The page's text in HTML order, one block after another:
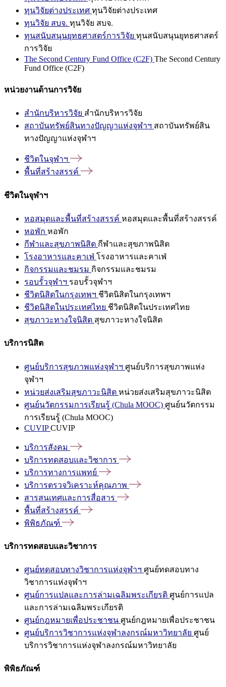
ทุนวิจัยต่างประเทศ ทุนวิจัยต่างประเทศ
ทุนวิจัย สบจ. ทุนวิจัย สบจ.
ทุนสนับสนุนยุทธศาสตร์การวิจัย ทุนสนับสนุนยุทธศาสตร์
การวิจัย
The Second Century Fund Office (C2F) The Second Century
Fund Office (C2F)
หน่วยงานด้านการวิจัย
สำนักบริหารวิจัย สำนักบริหารวิจัย
สถาบันทรัพย์สินทางปัญญาแห่งจุฬาฯ สถาบันทรัพย์สิน
ทางปัญญาแห่งจุฬาฯ
ชีวิตในจุฬาฯ
พื้นที่สร้างสรรค์
ชีวิตในจุฬาฯ
หอสมุดและพื้นที่สร้างสรรค์ หอสมุดและพื้นที่สร้างสรรค์
หอพัก หอพัก
กีฬาและสุขภาพนิสิต กีฬาและสุขภาพนิสิต
โรงอาหารและคาเฟ่ โรงอาหารและคาเฟ่
กิจกรรมและชมรม กิจกรรมและชมรม
รอบรั้วจุฬาฯ รอบรั้วจุฬาฯ
ชีวิตนิสิตในกรุงเทพฯ ชีวิตนิสิตในกรุงเทพฯ
ชีวิตนิสิตในประเทศไทย ชีวิตนิสิตในประเทศไทย
สุขภาวะทางใจนิสิต สุขภาวะทางใจนิสิต
บริการนิสิต
ศูนย์บริการสุขภาพแห่งจุฬาฯ ศูนย์บริการสุขภาพแห่ง
จุฬาฯ
หน่วยส่งเสริมสุขภาวะนิสิต หน่วยส่งเสริมสุขภาวะนิสิต
ศูนย์นวัตกรรมการเรียนรู้ (Chula MOOC) ศูนย์นวัตกรรม
การเรียนรู้ (Chula MOOC)
CUVIPCUVIP
บริการสังคม
บริการทดสอบและวิชาการ
บริการทางการแพทย์
บริการตรวจวิเคราะห์คุณภาพ
สารสนเทศและการสื่อสาร
พื้นที่สร้างสรรค์
พิพิธภัณฑ์
บริการทดสอบและวิชาการ
ศูนย์ทดสอบทางวิชาการแห่งจุฬาฯ ศูนย์ทดสอบทาง
วิชาการแห่งจุฬาฯ
ศูนย์การแปลและการล่ามเฉลิมพระเกียรติ ศูนย์การแปล
และการล่ามเฉลิมพระเกียรติ
ศูนย์กฎหมายเพื่อประชาชน ศูนย์กฎหมายเพื่อประชาชน
ศูนย์บริการวิชาการแห่งจุฬาลงกรณ์มหาวิทยาลัย ศูนย์
บริการวิชาการแห่งจุฬาลงกรณ์มหาวิทยาลัย
พิพิธภัณฑ์